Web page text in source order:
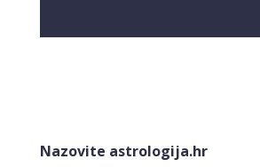
Nazovite astrologija.hr